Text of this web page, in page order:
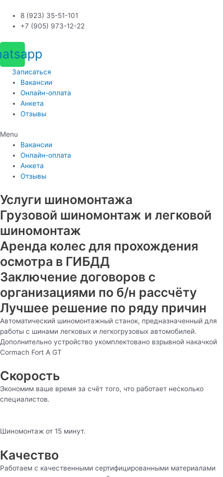
содержимому
8 (923) 35-51-101
+7 (905) 973-12-22
Записаться
Вакансии
Онлайн-оплата
Анкета
Отзывы
Menu
Вакансии
Онлайн-оплата
Анкета
Отзывы
Услуги шиномонтажа
Грузовой шиномонтаж и легковой
шиномонтаж
Аренда колес для прохождения
осмотра в ГИБДД
Заключение договоров с
организациями по б/н рассчёту
Лучшее решение по ряду причин
Автоматический шиномонтажный станок, предназначенный для
работы с шинами легковых и легкогрузовых автомобилей.
Дополнительно устройство укомплектовано взрывной накачкой
Cormach Fort A GT
Скорость
Экономим ваше время за счёт того, что работает несколько
специалистов.
Шиномонтаж от 15 минут.
Качество
Работаем с качественными сертифицированными материалами